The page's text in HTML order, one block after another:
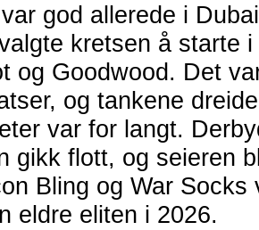
god allerede i
kretsen å starte
og Goodwood. Det
og tankene
var for langt.
gikk flott, og seieren
Bling og War Socks
eldre eliten i 2026.